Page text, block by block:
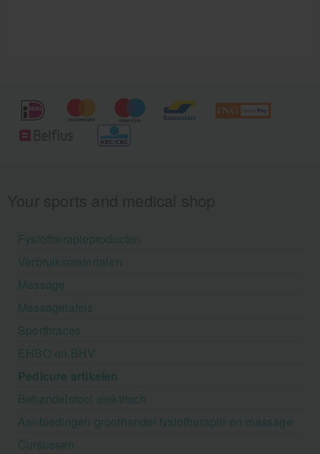
Fysiotherapieproducten
Verbruiksmaterialen
Massage
Massagetafels
Sportbraces
EHBO en BHV
Pedicure artikelen
Behandelstoel elektrisch
Aanbiedingen groothandel fysiotherapie en massage
Cursussen